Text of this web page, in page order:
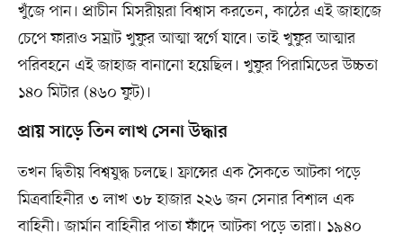
খুঁজে পান। প্রাচীন মিসরীয়রা বিশ্বাস করতেন, কাঠের এই জাহাজে
চেপে ফারাও সম্রাট খুফুর আত্মা স্বর্গে যাবে। তাই খুফুর আত্মার
পরিবহনে এই জাহাজ বানানো হয়েছিল। খুফুর পিরামিডের উচ্চতা
১৪০ মিটার (৪৬০ ফুট)।
প্রায় সাড়ে তিন লাখ সেনা উদ্ধার
তখন দ্বিতীয় বিশ্বযুদ্ধ চলছে। ফ্রান্সের এক সৈকতে আটকা পড়ে
মিত্রবাহিনীর ৩ লাখ ৩৮ হাজার ২২৬ জন সেনার বিশাল এক
বাহিনী। জার্মান বাহিনীর পাতা ফাঁদে আটকা পড়ে তারা। ১৯৪০